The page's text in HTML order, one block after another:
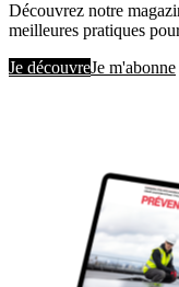
Découvrez notre
meilleures pratiques
Je découvreJe m'abonne